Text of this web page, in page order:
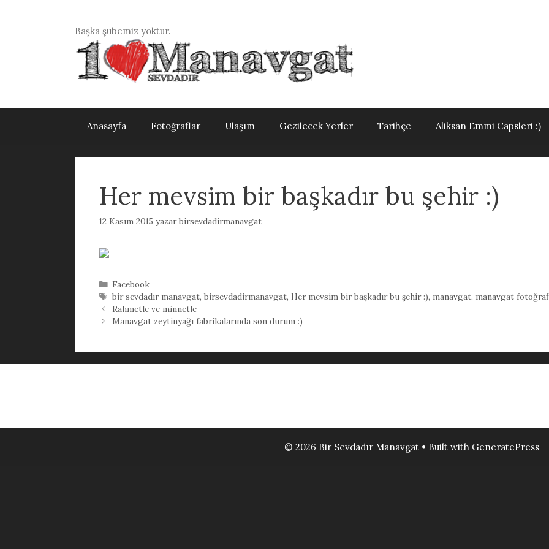
Başka şubemiz yoktur.
Anasayfa Fotoğraflar Ulaşım Gezilecek Yerler Tarihçe Aliksan Emmi Capsleri :)
Her mevsim bir başkadır bu şehir :)
12 Kasım 2015 yazarbirsevdadirmanavgat
Kategoriler
Facebook
Etiketler
bir sevdadır manavgat,birsevdadirmanavgat, Her mevsim bir başkadır bu şehir :), manavgat, manavgat
Rahmetle ve minnetle
Manavgat zeytinyağı fabrikalarında son durum :)
© 2026 Bir Sevdadır Manavgat • Built with GeneratePress